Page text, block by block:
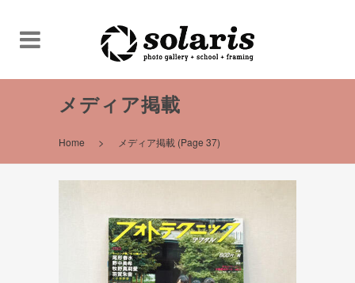
メディア掲載
Home > メディア掲載 (Page 37)